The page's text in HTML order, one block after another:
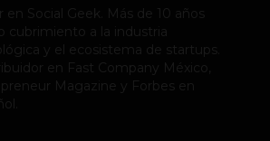
en Social Geek
. Más de 10 años
cubrimiento a la industria
y el ecosistema de startups.
en Fast Company México,
Magazine y Forbes en